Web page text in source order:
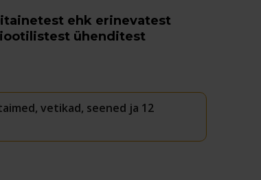
ehk erinevatest
ühenditest
vetikad, seened ja 12